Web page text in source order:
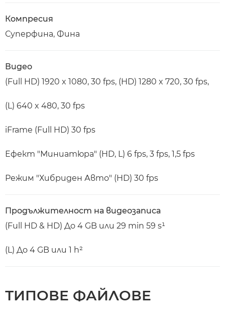
Компресия
Суперфина, Фина
Видео
(Full HD) 1920 x 1080, 30 fps, (HD) 1280 x 720, 30 fps,
(L) 640 x 480, 30 fps
iFrame (Full HD) 30 fps
Ефект "Миниатюра" (HD, L) 6 fps, 3 fps, 1,5 fps
Режим "Хибриден Авто" (HD) 30 fps
Продължителност на видеозаписа
(Full HD & HD) До 4 GB или 29 min 59 s¹
(L) До 4 GB или 1 h²
ТИПОВЕ ФАЙЛОВЕ